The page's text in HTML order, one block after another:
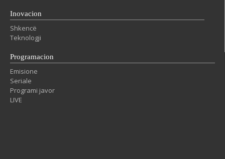
Inovacion
Shkencë
Teknologji
Programacion
Emisione
Seriale
Programi javor
LIVE